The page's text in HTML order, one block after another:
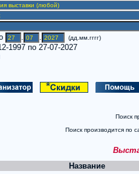
. . (дд.мм.гггг)
1997 по 27-07-2027
Поиск
Поиск производится по
Название